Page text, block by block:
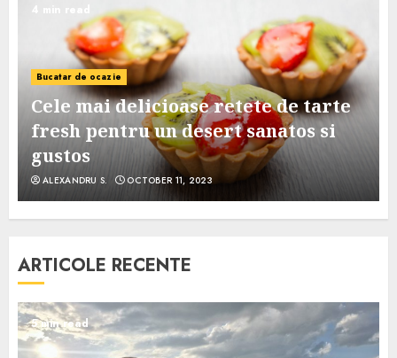
4 min read
Bucatar de ocazie
Cele mai delicioase retete de tarte
fresh pentru un desert sanatos si
gustos
ALEXANDRU S. OCTOBER 11, 2023
ARTICOLE RECENTE
5 min read